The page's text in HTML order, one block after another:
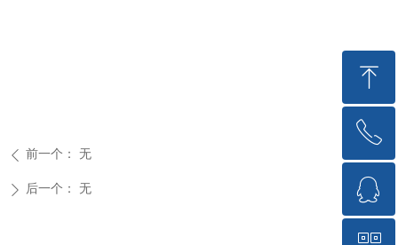
ꄴ 前一个： 无
ꄲ 后一个： 无
ꁸ
回到顶部
ꂅ
15717176018
ꁗ
QQ客服